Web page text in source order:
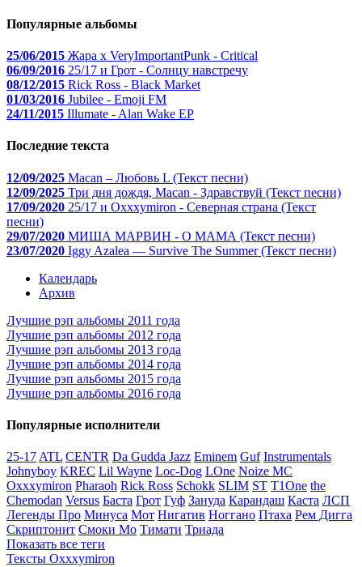
Популярные альбомы
25/06/2015 Жара x VeryImportantPunk - Critical
06/09/2016 25/17 и Грот - Солнцу навстречу
08/12/2015 Rick Ross - Black Market
01/03/2016 Jubilee - Emoji FM
24/11/2015 Illumate - Alan Wake EP
Последние текста
12/09/2025 Macan – Любовь L (Текст песни)
12/09/2025 Три дня дождя, Macan - Здравствуй (Текст песни)
17/09/2020 25/17 и Oxxxymiron - Северная страна (Текст
песни)
29/07/2020 МИША МАРВИН - О МАМА (Текст песни)
23/07/2020 Iggy Azalea — Survive The Summer (Текст песни)
Календарь
Архив
Лучшие рэп альбомы 2011 года
Лучшие рэп альбомы 2012 года
Лучшие рэп альбомы 2013 года
Лучшие рэп альбомы 2014 года
Лучшие рэп альбомы 2015 года
Лучшие рэп альбомы 2016 года
Популярные исполнители
25-17 ATL CENTR Da Gudda Jazz Eminem Guf Instrumentals
Johnyboy KREC Lil Wayne Loc-Dog LOne Noize MC
Oxxxymiron Pharaoh Rick Ross Schokk SLIM ST T1One the
Chemodan Versus Баста Грот Гуф Зануда Карандаш Каста ЛСП
Легенды Про Минуса Мот Нигатив Ноггано Птаха Рем Дигга
Скриптонит Смоки Мо Тимати Триада
Показать все теги
Тексты Oxxxymiron